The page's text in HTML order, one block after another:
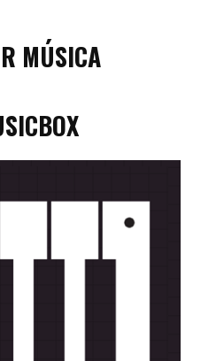
MÚSICA